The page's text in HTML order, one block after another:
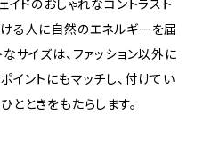
イドのおしゃれなコントラスト
る人に自然のエネルギーを届
サイズは、ファッション以外に
イントにもマッチし、付けてい
とときをもたらします。